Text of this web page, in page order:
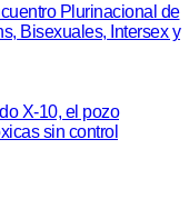
Plurinacional de
Bisexuales, Intersex y
X-10, el pozo
sin control